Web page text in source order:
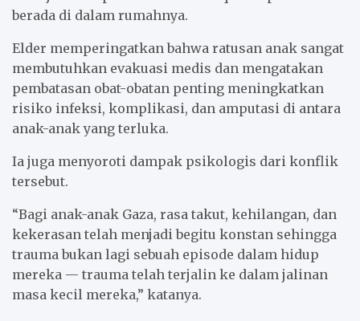
berada di dalam rumahnya.
Elder memperingatkan bahwa ratusan anak sangat
membutuhkan evakuasi medis dan mengatakan
pembatasan obat-obatan penting meningkatkan
risiko infeksi, komplikasi, dan amputasi di antara
anak-anak yang terluka.
Ia juga menyoroti dampak psikologis dari konflik
tersebut.
“Bagi anak-anak Gaza, rasa takut, kehilangan, dan
kekerasan telah menjadi begitu konstan sehingga
trauma bukan lagi sebuah episode dalam hidup
mereka — trauma telah terjalin ke dalam jalinan
masa kecil mereka,” katanya.